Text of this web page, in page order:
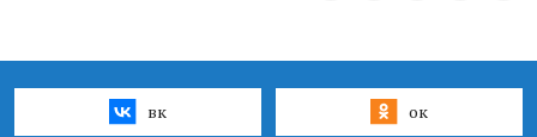
вк ок